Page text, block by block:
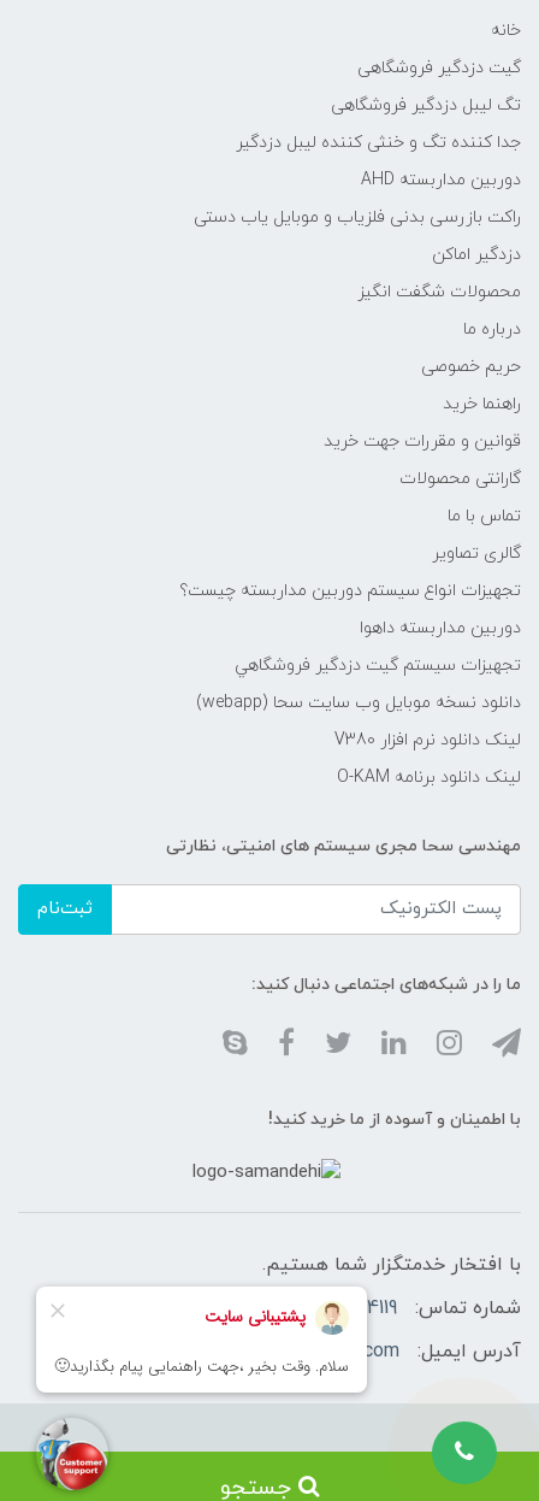
خانه
گیت دزدگیر فروشگاهی
تگ لیبل دزدگیر فروشگاهی
جدا کننده تگ و خنثی کننده لیبل دزدگیر
دوربین مداربسته AHD
راکت بازرسی بدنی فلزیاب و موبایل یاب دستی
دزدگیر اماکن
محصولات شگفت انگیز
درباره ما
حریم خصوصی
راهنما خرید
قوانین و مقررات جهت خرید
گارانتی محصولات
تماس با ما
گالری تصاویر
تجهیزات انواع سیستم دوربین مداربسته چيست؟
دوربین مداربسته داهوا
تجهیزات سیستم گيت دزدگیر فروشگاهي
دانلود نسخه موبایل وب سایت سحا (webapp)
لینک دانلود نرم افزار V380
لینک دانلود برنامه O-KAM
مهندسی سحا مجری سیستم های امنیتی، نظارتی
ثبت‌نام
ما را در شبکه‌های اجتماعی دنبال کنید:
با اطمینان و آسوده از ما خرید کنید!
با افتخار خدمتگزار شما هستیم.
شماره تماس:
02166460758-02166174119 -09128433566
آدرس ایمیل:
info@sahasecurityshop.com
تمامی حقوق مادی و معنوی این وبسایت متعلق به شرکت سامان حیطه ایمن
(سحا) می باشد